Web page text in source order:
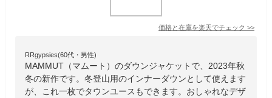
価格と在庫を楽天でチェック >>
RRgypsies(60代・男性)
MAMMUT（マムート）のダウンジャケットで、2023年秋
冬の新作です。冬登山用のインナーダウンとして使えます
が、これ一枚でタウンユースもできます。おしゃれなデザ